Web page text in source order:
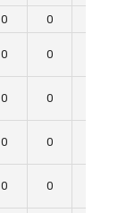
0 0
0 0
0 0
0 0
0 0